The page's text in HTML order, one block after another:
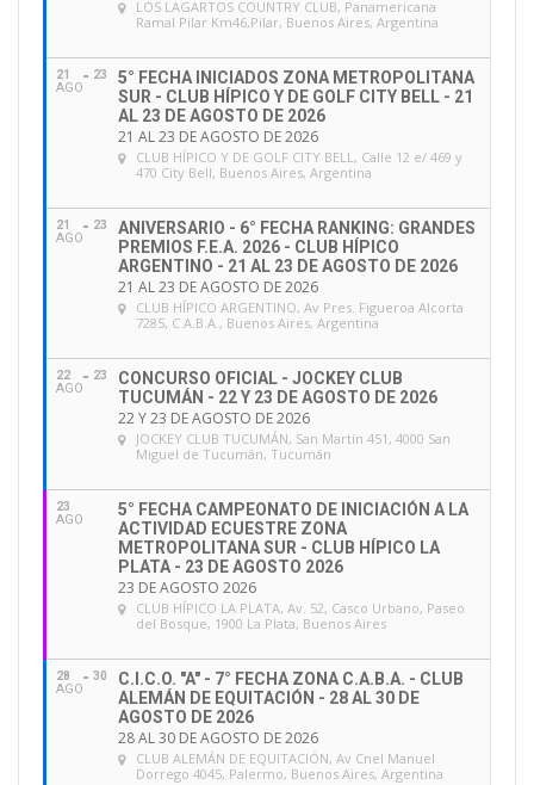
LOS LAGARTOS COUNTRY CLUB, Panamericana
Ramal Pilar Km46,Pilar, Buenos Aires, Argentina
21
AGO
23
5° FECHA INICIADOS ZONA METROPOLITANA
SUR - CLUB HÍPICO Y DE GOLF CITY BELL - 21
AL 23 DE AGOSTO DE 2026
21 AL 23 DE AGOSTO DE 2026
CLUB HÍPICO Y DE GOLF CITY BELL, Calle 12 e/ 469 y
470 City Bell, Buenos Aires, Argentina
21
AGO
23
ANIVERSARIO - 6° FECHA RANKING: GRANDES
PREMIOS F.E.A. 2026 - CLUB HÍPICO
ARGENTINO - 21 AL 23 DE AGOSTO DE 2026
21 AL 23 DE AGOSTO DE 2026
CLUB HÍPICO ARGENTINO, Av Pres. Figueroa Alcorta
7285, C.A.B.A., Buenos Aires, Argentina
22
AGO
23
CONCURSO OFICIAL - JOCKEY CLUB
TUCUMÁN - 22 Y 23 DE AGOSTO DE 2026
22 Y 23 DE AGOSTO DE 2026
JOCKEY CLUB TUCUMÁN, San Martín 451, 4000 San
Miguel de Tucumán, Tucumán
23
AGO
5° FECHA CAMPEONATO DE INICIACIÓN A LA
ACTIVIDAD ECUESTRE ZONA
METROPOLITANA SUR - CLUB HÍPICO LA
PLATA - 23 DE AGOSTO 2026
23 DE AGOSTO 2026
CLUB HÍPICO LA PLATA, Av. 52, Casco Urbano, Paseo
del Bosque, 1900 La Plata, Buenos Aires
28
AGO
30
C.I.C.O. "A" - 7° FECHA ZONA C.A.B.A. - CLUB
ALEMÁN DE EQUITACIÓN - 28 AL 30 DE
AGOSTO DE 2026
28 AL 30 DE AGOSTO DE 2026
CLUB ALEMÁN DE EQUITACIÓN, Av Cnel Manuel
Dorrego 4045, Palermo, Buenos Aires, Argentina